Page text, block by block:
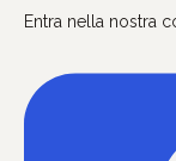
Entra nella nostra